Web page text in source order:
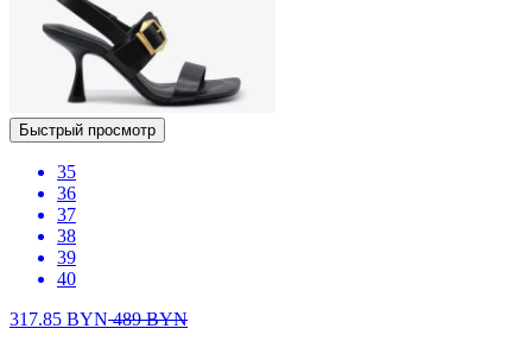
Быстрый просмотр
35
36
37
38
39
40
317.85 BYN489BYN